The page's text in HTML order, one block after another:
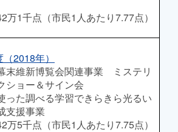
万1千点（市民1人あたり7.77点）
2018年）
末維新博覧会関連事業 ミステリ
ショー＆サイン会
った調べる学習できらきら光るい
支援事業
万5千点（市民1人あたり7.75点）